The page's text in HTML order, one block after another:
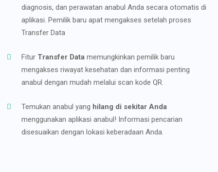
diagnosis, dan perawatan anabul Anda secara otomatis di
aplikasi. Pemilik baru apat mengakses setelah proses
Transfer Data
Fitur Transfer Data memungkinkan pemilik baru
mengakses riwayat kesehatan dan informasi penting
anabul dengan mudah melalui scan kode QR.
Temukan anabul yang hilang di sekitar Anda
menggunakan aplikasi anabul! Informasi pencarian
disesuaikan dengan lokasi keberadaan Anda.